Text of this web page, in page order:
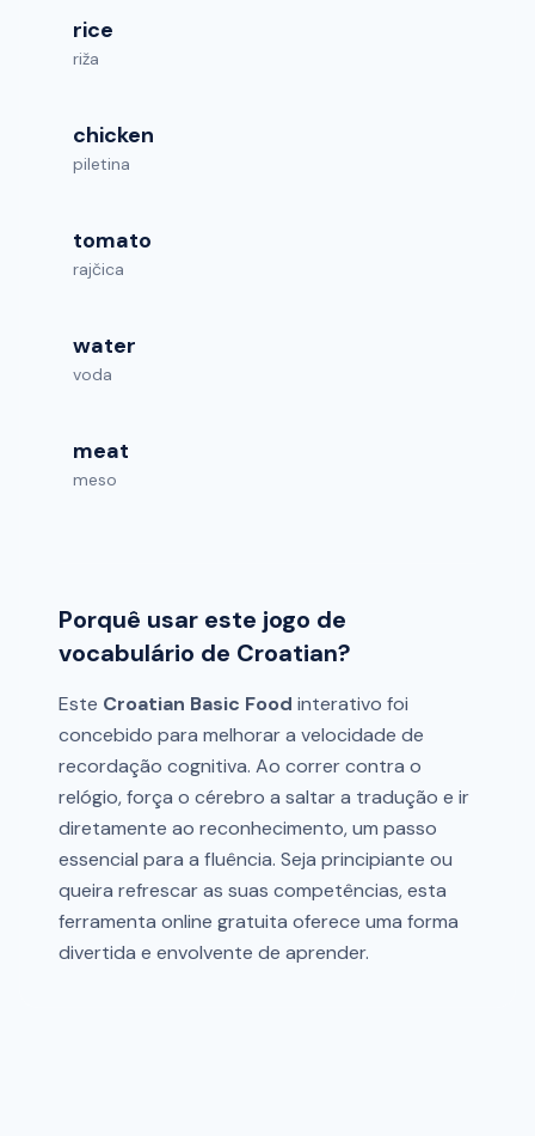
rice
riža
chicken
piletina
tomato
rajčica
water
voda
meat
meso
Porquê usar este jogo de
vocabulário de Croatian?
Este Croatian Basic Food interativo foi
concebido para melhorar a velocidade de
recordação cognitiva. Ao correr contra o
relógio, força o cérebro a saltar a tradução e ir
diretamente ao reconhecimento, um passo
essencial para a fluência. Seja principiante ou
queira refrescar as suas competências, esta
ferramenta online gratuita oferece uma forma
divertida e envolvente de aprender.